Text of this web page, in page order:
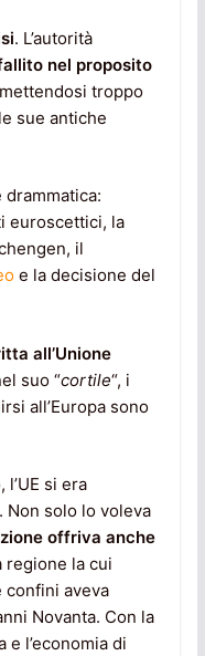
. L’autorità
nel proposito
troppo
sue antiche
drammatica:
euroscettici, la
il
e la decisione del
all’Unione
suo “cortile“, i
all’Europa sono
si era
Non solo lo voleva
offriva anche
regione la cui
aveva
Novanta. Con la
l’economia di